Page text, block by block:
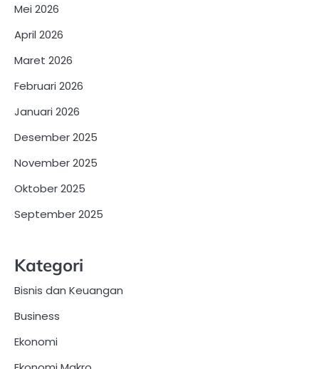
Mei 2026
April 2026
Maret 2026
Februari 2026
Januari 2026
Desember 2025
November 2025
Oktober 2025
September 2025
Kategori
Bisnis dan Keuangan
Business
Ekonomi